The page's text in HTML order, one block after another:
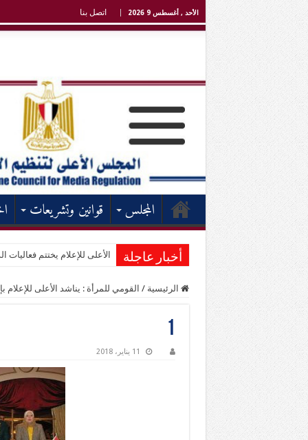
الأحد , أغسطس 9 2026 اتصل بنا
المجلس قوانين وتشريعات
أخبار عاجلة الأعلى للإعلام يختتم فعاليات
الرئيسية / القومي للمرأة : يناشد الأعلى للإعلام
1
11 يناير، 2018